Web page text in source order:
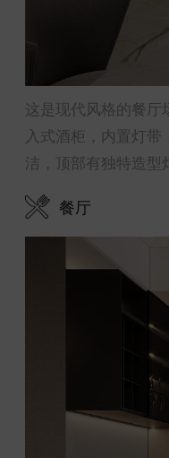
这是现代风格的餐
入式酒柜，内置灯
洁，顶部有独特造型
餐厅